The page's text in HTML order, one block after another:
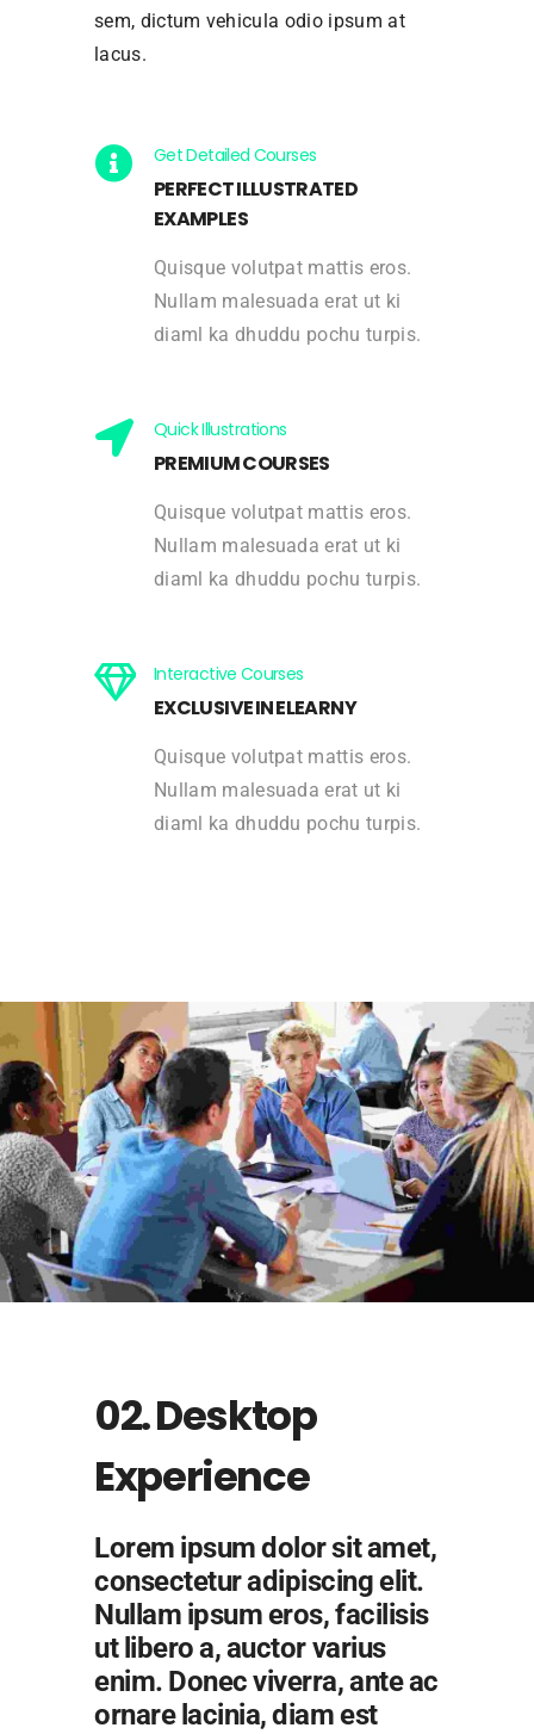
sem, dictum vehicula odio ipsum at
lacus.
Get Detailed Courses
PERFECT ILLUSTRATED
EXAMPLES
Quisque volutpat mattis eros.
Nullam malesuada erat ut ki
diaml ka dhuddu pochu turpis.
Quick Illustrations
PREMIUM COURSES
Quisque volutpat mattis eros.
Nullam malesuada erat ut ki
diaml ka dhuddu pochu turpis.
Interactive Courses
EXCLUSIVE IN ELEARNY
Quisque volutpat mattis eros.
Nullam malesuada erat ut ki
diaml ka dhuddu pochu turpis.
02. Desktop
Experience
Lorem ipsum dolor sit amet,
consectetur adipiscing elit.
Nullam ipsum eros, facilisis
ut libero a, auctor varius
enim. Donec viverra, ante ac
ornare lacinia, diam est